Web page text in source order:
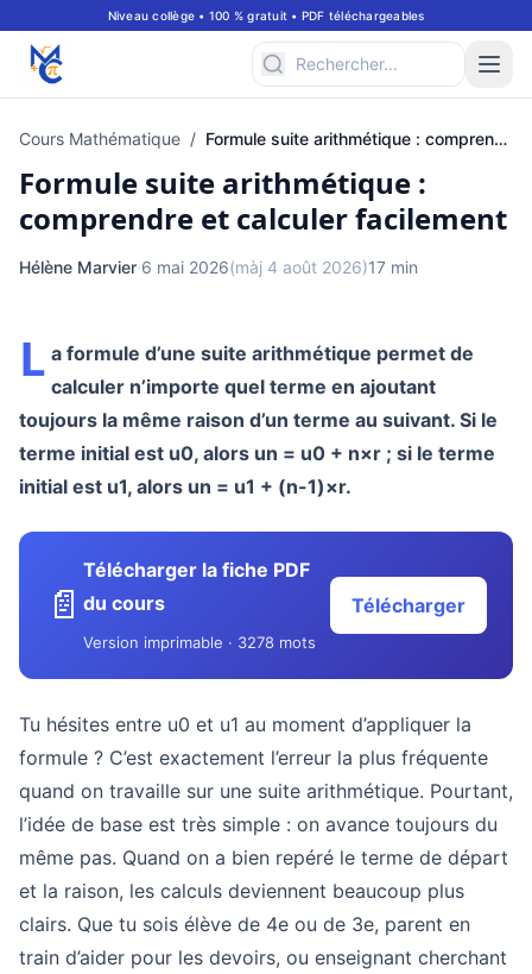
Niveau collège • 100 % gratuit • PDF téléchargeables
Cours Mathématique / Formule suite arithmétique : comprendre et calculer facilement
Formule suite arithmétique :
comprendre et calculer facilement
Hélène Marvier·6 mai 2026(màj 4 août 2026)17 min
L a formule d’une suite arithmétique permet de
calculer n’importe quel terme en ajoutant
toujours la même raison d’un terme au suivant. Si le
terme initial est u0, alors un = u0 + n×r ; si le terme
initial est u1, alors un = u1 + (n-1)×r.
📄
Télécharger la fiche PDF
du cours
Version imprimable · 3278 mots
Télécharger
Tu hésites entre u0 et u1 au moment d’appliquer la
formule ? C’est exactement l’erreur la plus fréquente
quand on travaille sur une suite arithmétique. Pourtant,
l’idée de base est très simple : on avance toujours du
même pas. Quand on a bien repéré le terme de départ
et la raison, les calculs deviennent beaucoup plus
clairs. Que tu sois élève de 4e ou de 3e, parent en
train d’aider pour les devoirs, ou enseignant cherchant